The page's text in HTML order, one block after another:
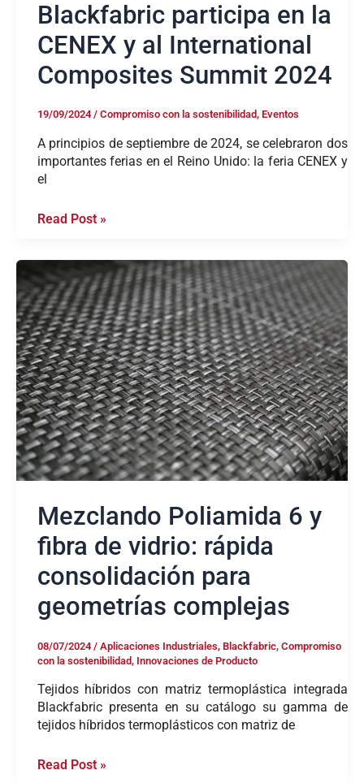
Blackfabric participa en la
CENEX y al International
Composites Summit 2024
19/09/2024 / Compromiso con la sostenibilidad, Eventos
A principios de septiembre de 2024, se celebraron dos
importantes ferias en el Reino Unido: la feria CENEX y
el
Read Post »
Mezclando Poliamida 6 y
fibra de vidrio: rápida
consolidación para
geometrías complejas
08/07/2024 / Aplicaciones Industriales, Blackfabric, Compromiso
con la sostenibilidad, Innovaciones de Producto
Tejidos híbridos con matriz termoplástica integrada
Blackfabric presenta en su catálogo su gamma de
tejidos híbridos termoplásticos con matriz de
Poliamida
6
y
fibra
de
vidrio:
rápida
consolidación
para
geometrías
complejas
Read Post »